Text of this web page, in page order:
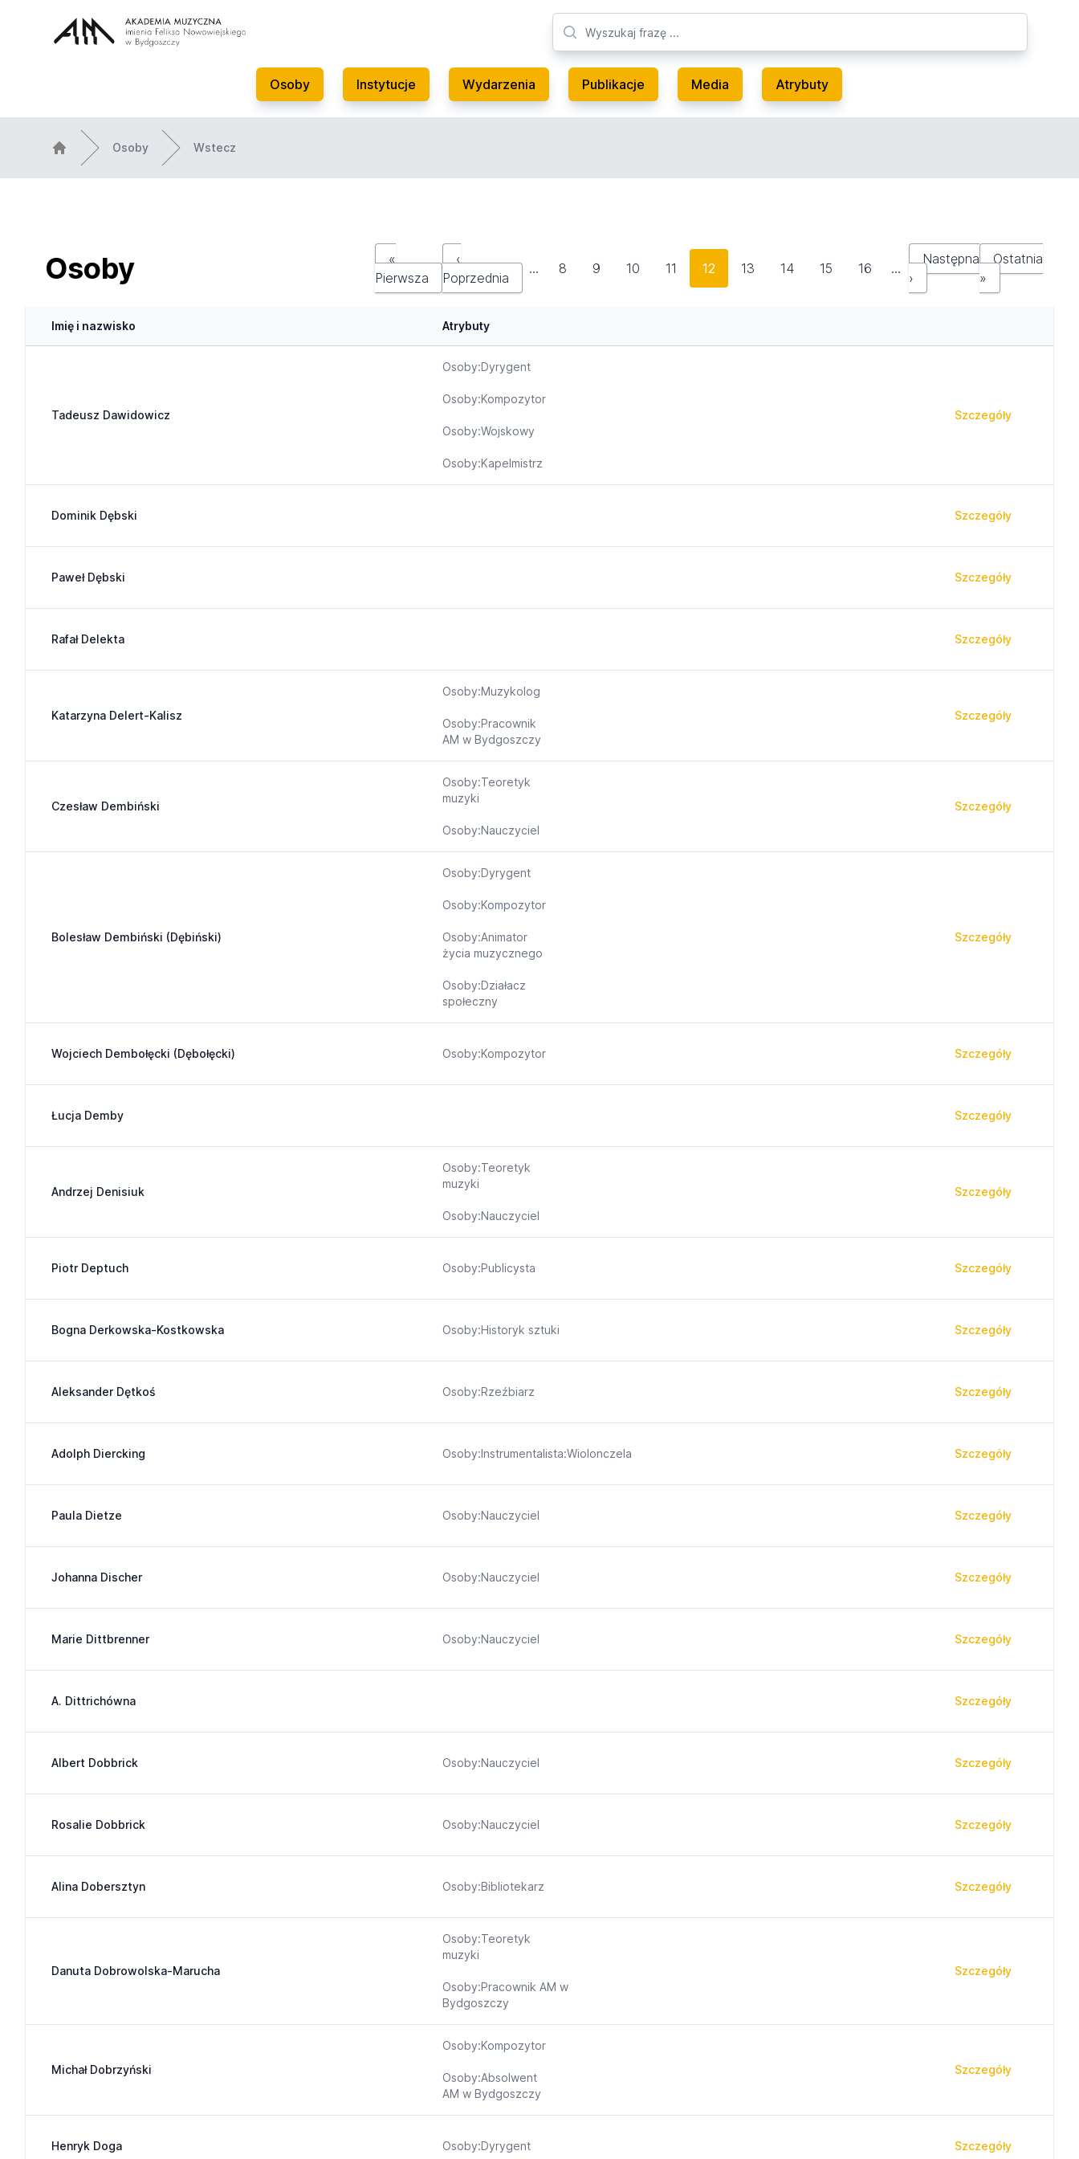
Osoby Instytucje Wydarzenia Publikacje Media Atrybuty
Osoby Wstecz
Osoby
«
Pierwsza
‹
Poprzednia
… 8 9 10 11 12 13 14 15 16 …
Następna
›
Ostatnia
»
Imię i nazwisko Atrybuty
Tadeusz Dawidowicz
Osoby:Dyrygent
Osoby:Kompozytor
Osoby:Wojskowy
Osoby:Kapelmistrz
Szczegóły
Dominik Dębski Szczegóły
Paweł Dębski Szczegóły
Rafał Delekta Szczegóły
Katarzyna Delert-Kalisz
Osoby:Muzykolog
Osoby:Pracownik
AM w Bydgoszczy
Szczegóły
Czesław Dembiński
Osoby:Teoretyk
muzyki
Osoby:Nauczyciel
Szczegóły
Bolesław Dembiński (Dębiński)
Osoby:Dyrygent
Osoby:Kompozytor
Osoby:Animator
życia muzycznego
Osoby:Działacz
społeczny
Szczegóły
Wojciech Dembołęcki (Dębołęcki) Osoby:Kompozytor Szczegóły
Łucja Demby Szczegóły
Andrzej Denisiuk
Osoby:Teoretyk
muzyki
Osoby:Nauczyciel
Szczegóły
Piotr Deptuch Osoby:Publicysta Szczegóły
Bogna Derkowska-Kostkowska Osoby:Historyk sztuki Szczegóły
Aleksander Dętkoś Osoby:Rzeźbiarz Szczegóły
Adolph Diercking Osoby:Instrumentalista:Wiolonczela Szczegóły
Paula Dietze Osoby:Nauczyciel Szczegóły
Johanna Discher Osoby:Nauczyciel Szczegóły
Marie Dittbrenner Osoby:Nauczyciel Szczegóły
A. Dittrichówna Szczegóły
Albert Dobbrick Osoby:Nauczyciel Szczegóły
Rosalie Dobbrick Osoby:Nauczyciel Szczegóły
Alina Dobersztyn Osoby:Bibliotekarz Szczegóły
Danuta Dobrowolska-Marucha
Osoby:Teoretyk
muzyki
Osoby:Pracownik AM w
Bydgoszczy
Szczegóły
Michał Dobrzyński
Osoby:Kompozytor
Osoby:Absolwent
AM w Bydgoszczy
Szczegóły
Henryk Doga Osoby:Dyrygent Szczegóły